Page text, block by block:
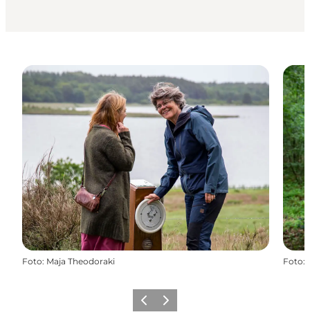
Foto: Maja Theodoraki Foto:
Forrige billede
Næste billede